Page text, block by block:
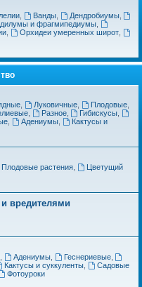
, Ванды, Дендробиумы,
и фрагмипедиумы,
, Орхидеи умеренных широт,
, Луковичные, Плодовые,
, Разное, Гибискусы
, Адениумы,
Кактусы и
Плодовые растения,
Цветущий
вредителями
Адениумы, Геснериевые,
Кактусы и суккуленты,
Садовые
Фотоуроки